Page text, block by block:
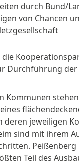
durch Bund/
von Chancen
Durchführung der
Kommunen
deren jeweiligen
sind mit ihrem
Teil des